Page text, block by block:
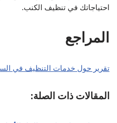
احتياجاتك في تنظيف الكنب.
المراجع
تقرير حول خدمات التنظيف في
المقالات ذات الصلة: